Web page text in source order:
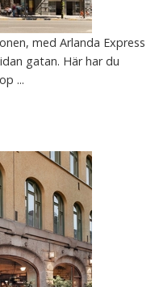
med Arlanda Express
gatan. Här har du
...